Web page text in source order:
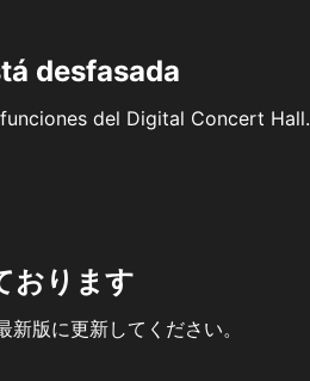
desfasada
del Digital Concert Hall.
おります
版に更新してください。